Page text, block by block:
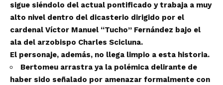
sigue siéndolo del actual pontificado y trabaja a muy
alto nivel dentro del dicasterio dirigido por el
cardenal Víctor Manuel “Tucho” Fernández bajo el
ala del arzobispo Charles Scicluna.
El personaje, además, no llega limpio a esta historia.
Bertomeu arrastra ya la polémica delirante de
haber sido señalado por amenazar formalmente con